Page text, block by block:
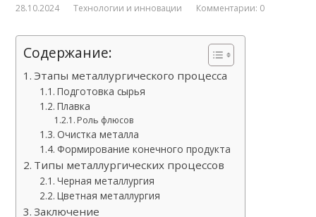
28.10.2024 Технологии и инновации Комментарии: 0
Содержание:
Этапы металлургического процесса
Подготовка сырья
Плавка
Роль флюсов
Очистка металла
Формирование конечного продукта
Типы металлургических процессов
Черная металлургия
Цветная металлургия
Заключение